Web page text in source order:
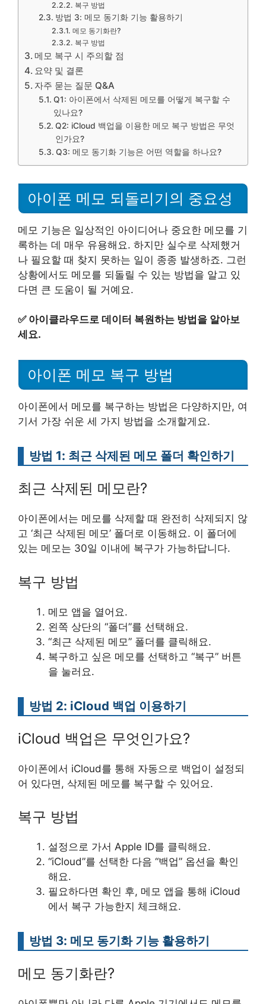
복구 방법
방법 3: 메모 동기화 기능 활용하기
메모 동기화란?
복구 방법
메모 복구 시 주의할 점
요약 및 결론
자주 묻는 질문 Q&A
Q1: 아이폰에서 삭제된 메모를 어떻게 복구할 수
있나요?
Q2: iCloud 백업을 이용한 메모 복구 방법은 무엇
인가요?
Q3: 메모 동기화 기능은 어떤 역할을 하나요?
아이폰 메모 되돌리기의 중요성
메모 기능은 일상적인 아이디어나 중요한 메모를 기
록하는 데 매우 유용해요. 하지만 실수로 삭제했거
나 필요할 때 찾지 못하는 일이 종종 발생하죠. 그런
상황에서도 메모를 되돌릴 수 있는 방법을 알고 있
다면 큰 도움이 될 거예요.
✅ 아이클라우드로 데이터 복원하는 방법을 알아보
세요.
아이폰 메모 복구 방법
아이폰에서 메모를 복구하는 방법은 다양하지만, 여
기서 가장 쉬운 세 가지 방법을 소개할게요.
방법 1: 최근 삭제된 메모 폴더 확인하기
최근 삭제된 메모란?
아이폰에서는 메모를 삭제할 때 완전히 삭제되지 않
고 ‘최근 삭제된 메모’ 폴더로 이동해요. 이 폴더에
있는 메모는 30일 이내에 복구가 가능하답니다.
복구 방법
메모 앱을 열어요.
왼쪽 상단의 “폴더”를 선택해요.
“최근 삭제된 메모” 폴더를 클릭해요.
복구하고 싶은 메모를 선택하고 “복구” 버튼
을 눌러요.
방법 2: iCloud 백업 이용하기
iCloud 백업은 무엇인가요?
아이폰에서 iCloud를 통해 자동으로 백업이 설정되
어 있다면, 삭제된 메모를 복구할 수 있어요.
복구 방법
설정으로 가서 Apple ID를 클릭해요.
“iCloud”를 선택한 다음 “백업” 옵션을 확인
해요.
필요하다면 확인 후, 메모 앱을 통해 iCloud
에서 복구 가능한지 체크해요.
방법 3: 메모 동기화 기능 활용하기
메모 동기화란?